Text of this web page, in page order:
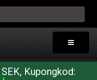
Kupongkod: